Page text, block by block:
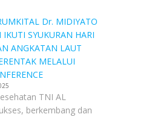
Dr. MIDIYATO
IKUTI SYUKURAN HARI
ANGKATAN LAUT
MELALUI
TNI AL
berkembang dan